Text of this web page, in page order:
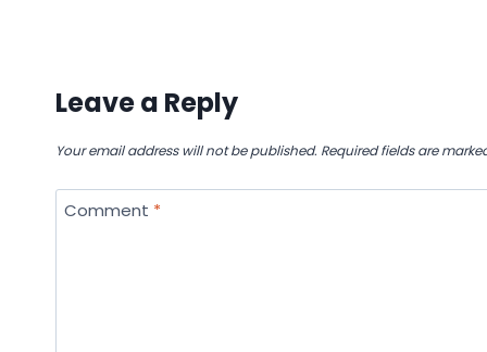
Leave a Reply
Your email address will not be published. Required fields are
Comment *